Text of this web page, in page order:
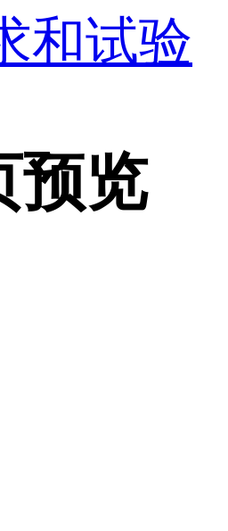
和试验
预览